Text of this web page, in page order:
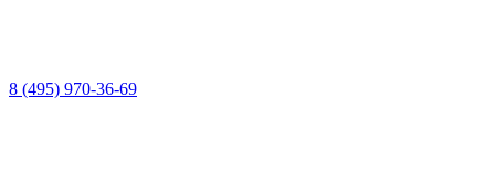
8 (495) 970-36-69